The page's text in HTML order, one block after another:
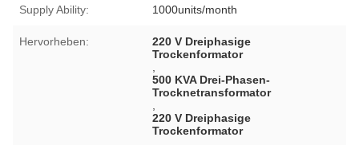
Supply Ability: 1000units/month
Hervorheben:
220 V Dreiphasige
Trockenformator
500 KVA Drei-Phasen-
Trocknetransformator
220 V Dreiphasige
Trockenformator